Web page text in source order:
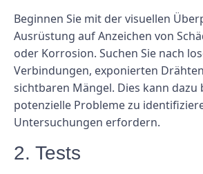
Beginnen Sie mit der visuellen
Ausrüstung auf Anzeichen von
oder Korrosion. Suchen Sie nach
Verbindungen, exponierten
sichtbaren Mängel. Dies kann dazu
potenzielle Probleme zu
Untersuchungen erfordern.
2. Tests